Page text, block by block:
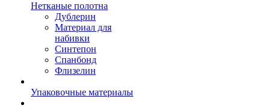
Нетканые полотна
Дублерин
Материал для
набивки
Синтепон
Спанбонд
Флизелин
Упаковочные материалы